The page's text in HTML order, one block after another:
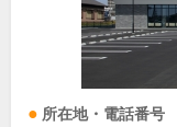
所在地・電話番号